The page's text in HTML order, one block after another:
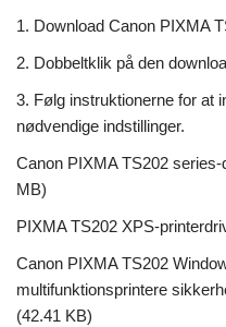
1. Download Canon PIXMA
2. Dobbeltklik på den
3. Følg instruktionerne for at
nødvendige indstillinger.
Canon PIXMA TS202
MB)
PIXMA TS202 XPS-
Canon PIXMA TS202
multifunktionsprintere
(42.41 KB)